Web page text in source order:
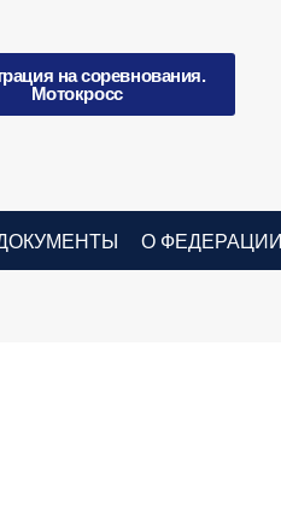
на соревнования.
Мотокросс
О ФЕДЕРАЦИИ